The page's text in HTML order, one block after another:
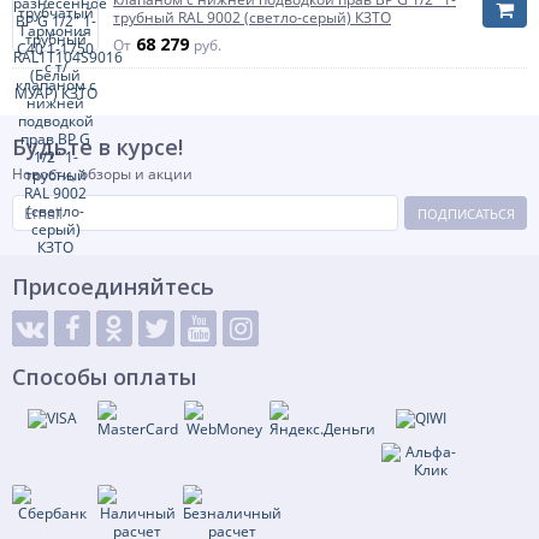
трубный RAL 9002 (светло-серый) КЗТО
От 68 279 руб.
Будьте в курсе!
Новости, обзоры и акции
ПОДПИСАТЬСЯ
Присоединяйтесь
Способы оплаты